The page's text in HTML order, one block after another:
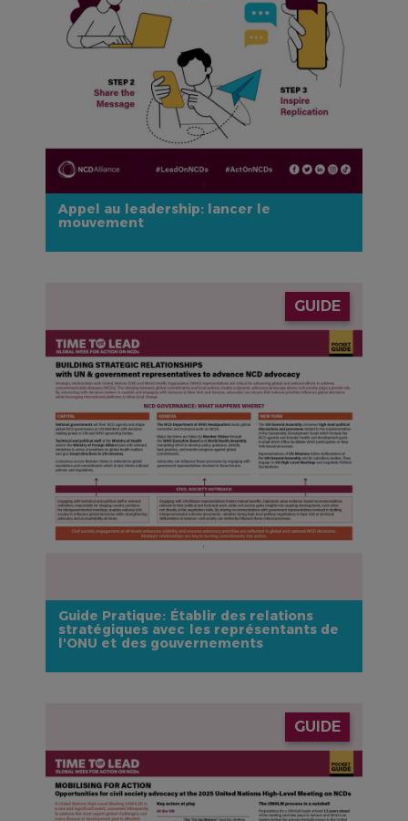
Appel au leadership: lancer le
mouvement
GUIDE
Guide Pratique: Établir des relations
stratégiques avec les représentants de
l'ONU et des gouvernements
GUIDE